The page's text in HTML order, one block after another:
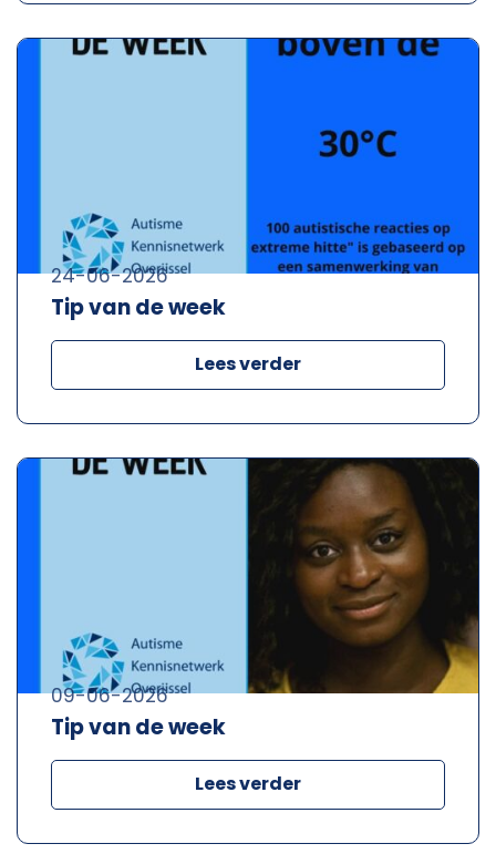
Tip van de week
24-06-2026
Lees verder
Tip van de week
09-06-2026
Lees verder